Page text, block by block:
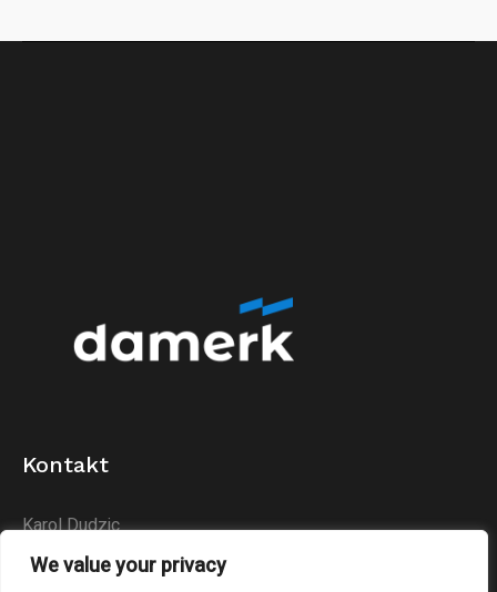
We value your privacy
Kontakt
Karol Dudzic
Huta Podłysica 24B
26-004 Bieliny